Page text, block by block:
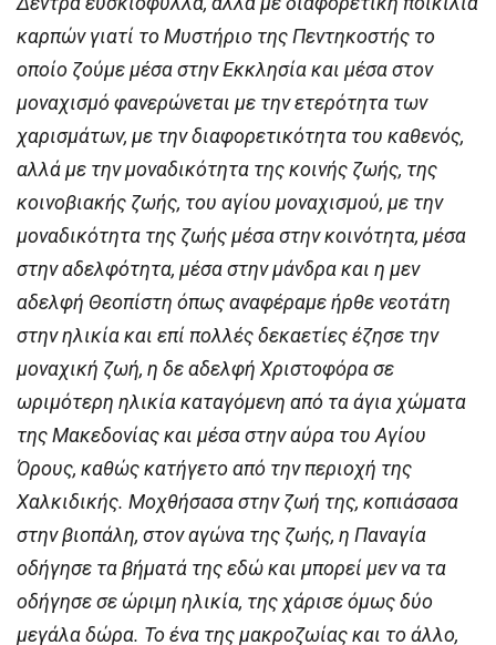
καρπών γιατί το Μυστήριο της Πεντηκοστής το
οποίο ζούμε μέσα στην Εκκλησία και μέσα στον
μοναχισμό φανερώνεται με την ετερότητα των
χαρισμάτων, με την διαφορετικότητα του καθενός,
αλλά με την μοναδικότητα της κοινής ζωής, της
κοινοβιακής ζωής, του αγίου μοναχισμού, με την
μοναδικότητα της ζωής μέσα στην κοινότητα, μέσα
στην αδελφότητα, μέσα στην μάνδρα και η μεν
αδελφή Θεοπίστη όπως αναφέραμε ήρθε νεοτάτη
στην ηλικία και επί πολλές δεκαετίες έζησε την
μοναχική ζωή, η δε αδελφή Χριστοφόρα σε
ωριμότερη ηλικία καταγόμενη από τα άγια χώματα
της Μακεδονίας και μέσα στην αύρα του Αγίου
Όρους, καθώς κατήγετο από την περιοχή της
Χαλκιδικής. Μοχθήσασα στην ζωή της, κοπιάσασα
στην βιοπάλη, στον αγώνα της ζωής, η Παναγία
οδήγησε τα βήματά της εδώ και μπορεί μεν να τα
οδήγησε σε ώριμη ηλικία, της χάρισε όμως δύο
μεγάλα δώρα. Το ένα της μακροζωίας και το άλλο,